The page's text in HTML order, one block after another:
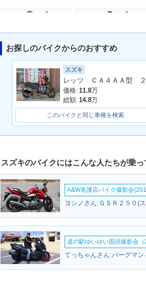
2013年 ADDRESS V5
0・追加
2013年 ADDRESS V5
0・カラーチェンジ
2011年 ADDRESS V5
マイナーチェンジ
2011年 ADDRESS V5
2009年 ADDRESS V5
0・追加
2008年 ADDRESS V5
お探しのバイクからのおすすめ
スズキ
価格: 11.8万
総額: 14.8万
このバイクと同じ車種を検索
スズキのバイクにはこんな人たちが乗っ
A&W名護店バイク撮影会
ヨシノさん:ＧＳＲ２５０(
道の駅ゆいゆい国頭撮影会（
てっちゃんさん:バーグマン